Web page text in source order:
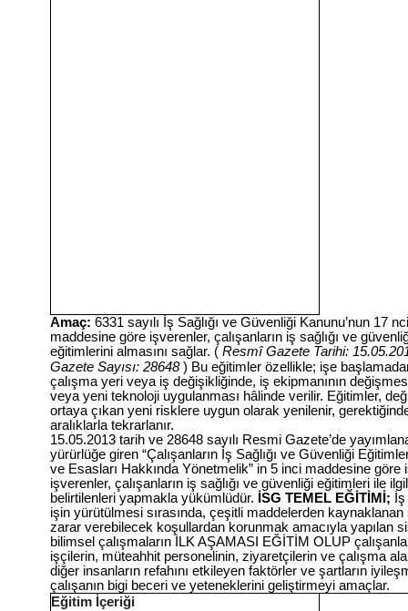
Amaç: 6331 sayılı İş Sağlığı ve Güvenliği Kanunu’nun 17 nci
maddesine göre işverenler, çalışanların iş sağlığı ve
eğitimlerini almasını sağlar. ( Resmî Gazete Tarihi:
Gazete Sayısı: 28648 ) Bu eğitimler özellikle; işe
çalışma yeri veya iş değişikliğinde, iş ekipmanının
veya yeni teknoloji uygulanması hâlinde verilir. Eğitimler,
ortaya çıkan yeni risklere uygun olarak yenilenir,
aralıklarla tekrarlanır.
15.05.2013 tarih ve 28648 sayılı Resmi Gazete’de
yürürlüğe giren “Çalışanların İş Sağlığı ve Güvenliği
ve Esasları Hakkında Yönetmelik” in 5 inci maddesine göre
işverenler, çalışanların iş sağlığı ve güvenliği eğitimleri ile
belirtilenleri yapmakla yükümlüdür. İSG TEMEL EĞİTİMİ;
işin yürütülmesi sırasında, çeşitli maddelerden kaynaklanan
zarar verebilecek koşullardan korunmak amacıyla yapılan
bilimsel çalışmaların İLK AŞAMASI EĞİTİM OLUP
işçilerin, müteahhit personelinin, ziyaretçilerin ve çalışma
diğer insanların refahını etkileyen faktörler ve şartların
çalışanın bigi beceri ve yeteneklerini geliştirmeyi amaçlar.
Eğitim İçeriği